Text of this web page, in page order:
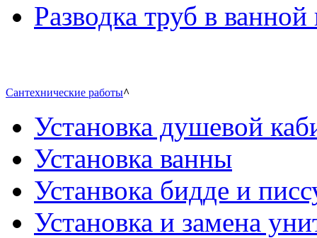
Разводка труб в ванной
Сантехнические работы^
Установка душевой
Установка ванны
Устанвока бидде и
Установка и замена